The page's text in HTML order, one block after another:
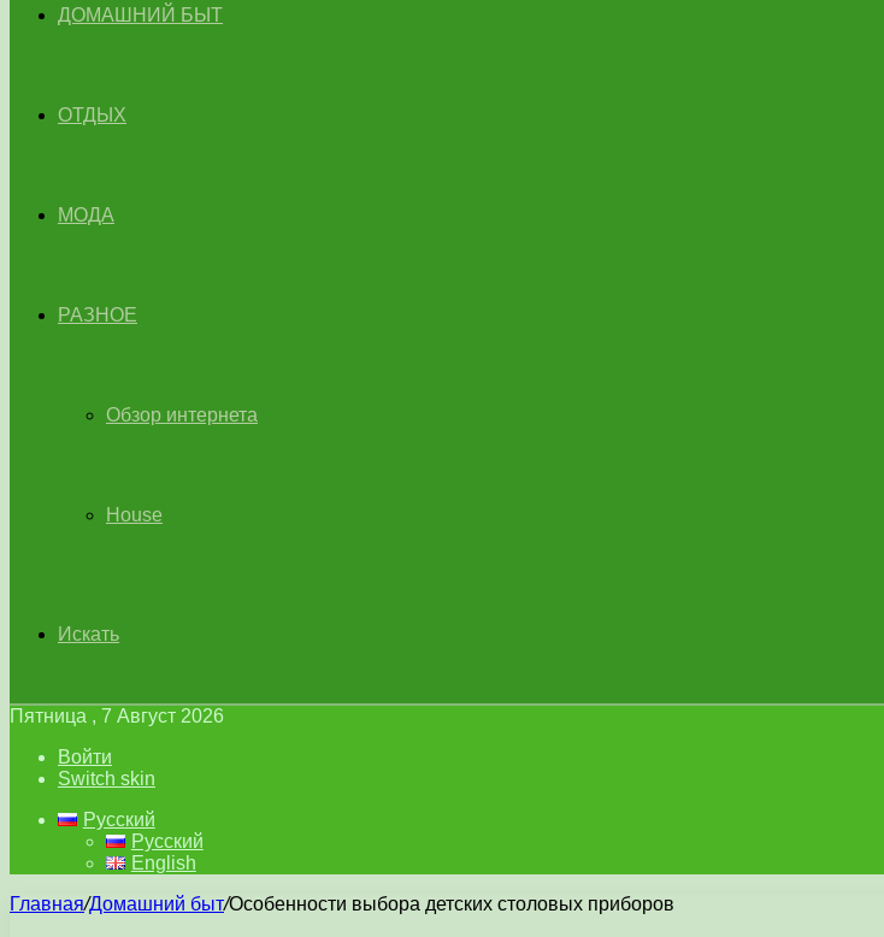
ДОМАШНИЙ БЫТ
ОТДЫХ
МОДА
РАЗНОЕ
Обзор интернета
House
Искать
Пятница , 7 Август 2026
Войти
Switch skin
Русский
Русский
English
Главная/Домашний быт/Особенности выбора детских столовых приборов